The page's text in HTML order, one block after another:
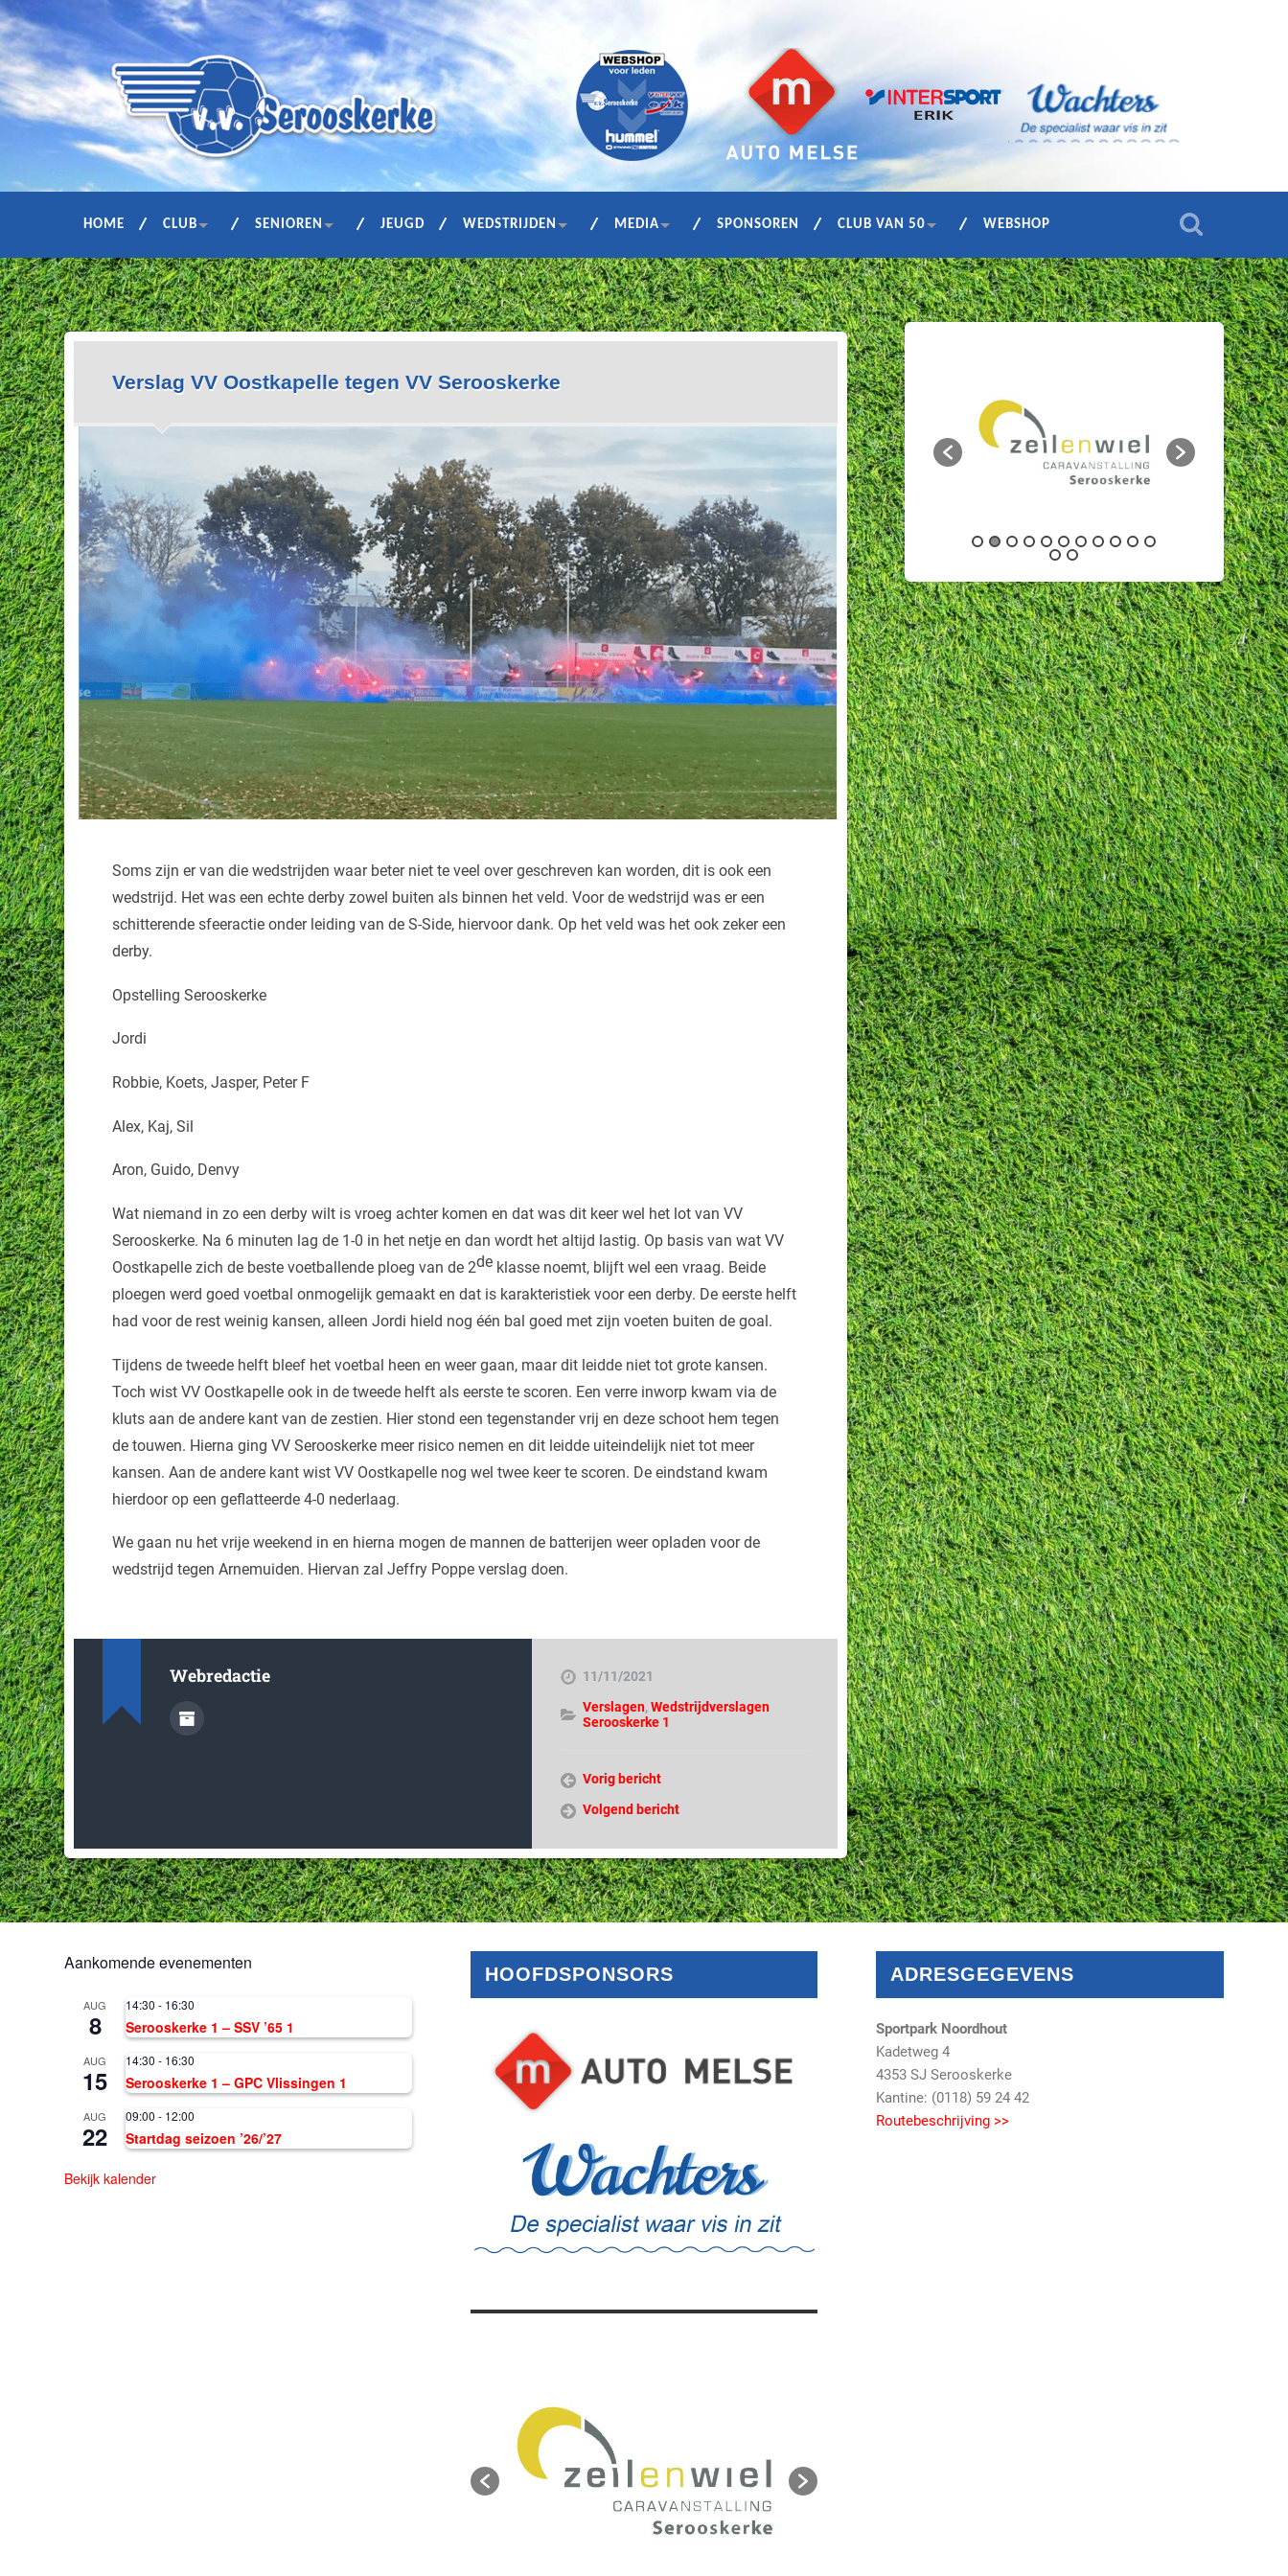
HOME CLUB SENIOREN JEUGD WEDSTRIJDEN MEDIA SPONSOREN CLUB VAN 50 WEBSHOP
Verslag VV Oostkapelle tegen VV Serooskerke
Soms zijn er van die wedstrijden waar beter niet te veel over geschreven kan worden, dit is ook een
wedstrijd. Het was een echte derby zowel buiten als binnen het veld. Voor de wedstrijd was er een
schitterende sfeeractie onder leiding van de S-Side, hiervoor dank. Op het veld was het ook zeker een
derby.
Opstelling Serooskerke
Jordi
Robbie, Koets, Jasper, Peter F
Alex, Kaj, Sil
Aron, Guido, Denvy
Wat niemand in zo een derby wilt is vroeg achter komen en dat was dit keer wel het lot van VV
Serooskerke. Na 6 minuten lag de 1-0 in het netje en dan wordt het altijd lastig. Op basis van wat VV
Oostkapelle zich de beste voetballende ploeg van de 2de klasse noemt, blijft wel een vraag. Beide
ploegen werd goed voetbal onmogelijk gemaakt en dat is karakteristiek voor een derby. De eerste helft
had voor de rest weinig kansen, alleen Jordi hield nog één bal goed met zijn voeten buiten de goal.
Tijdens de tweede helft bleef het voetbal heen en weer gaan, maar dit leidde niet tot grote kansen.
Toch wist VV Oostkapelle ook in de tweede helft als eerste te scoren. Een verre inworp kwam via de
kluts aan de andere kant van de zestien. Hier stond een tegenstander vrij en deze schoot hem tegen
de touwen. Hierna ging VV Serooskerke meer risico nemen en dit leidde uiteindelijk niet tot meer
kansen. Aan de andere kant wist VV Oostkapelle nog wel twee keer te scoren. De eindstand kwam
hierdoor op een geflatteerde 4-0 nederlaag.
We gaan nu het vrije weekend in en hierna mogen de mannen de batterijen weer opladen voor de
wedstrijd tegen Arnemuiden. Hiervan zal Jeffry Poppe verslag doen.
Webredactie
11/11/2021
Verslagen,Wedstrijdverslagen
Serooskerke 1
Vorig bericht
Volgend bericht
Aankomende evenementen
AUG
8
14:30 - 16:30
Serooskerke 1 – SSV ’65 1
AUG
15
14:30 - 16:30
Serooskerke 1 – GPC Vlissingen 1
AUG
22
09:00 - 12:00
Startdag seizoen ’26/’27
Bekijk kalender
HOOFDSPONSORS ADRESGEGEVENS
Sportpark Noordhout
Kadetweg 4
4353 SJ Serooskerke
Kantine: (0118) 59 24 42
Routebeschrijving >>